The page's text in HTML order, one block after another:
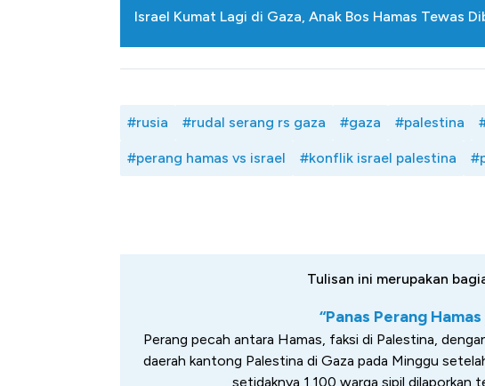
Israel Kumat Lagi di Gaza, Anak Bos Hamas Tewas
#rusia #rudal serang rs gaza #gaza #palestina
#perang hamas vs israel #konflik israel palestina
Tulisan ini merupakan
“Panas Perang
Perang pecah antara Hamas, faksi di Palestina,
daerah kantong Palestina di Gaza pada Minggu
setidaknya 1.100 warga sipil dilaporkan